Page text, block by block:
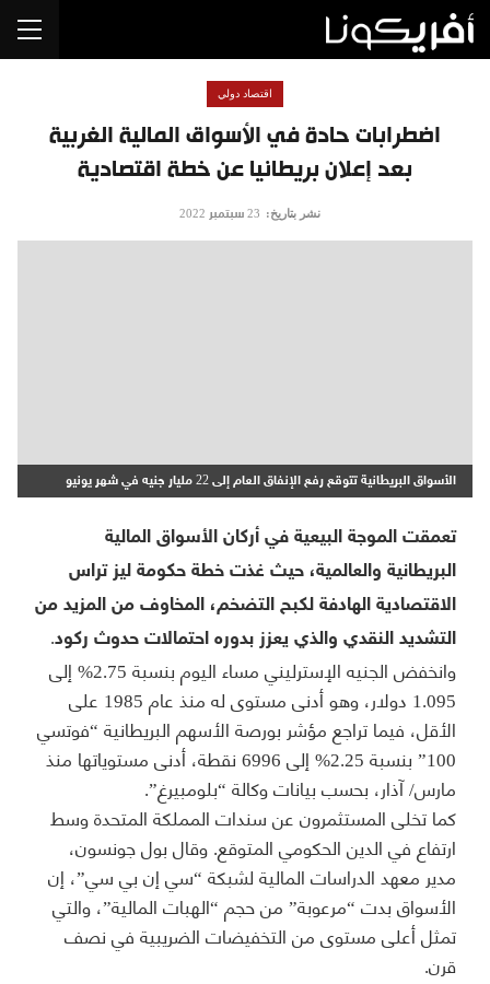
اضطرابات حادة في الأسواق المالية الغربية
بعد إعلان بريطانيا عن خطة اقتصادية
اقتصاد دولي
نشر بتاريخ: 23 سبتمبر 2022
الأسواق البريطانية تتوقع رفع الإنفاق العام إلى 22 مليار جنيه في شهر يونيو
تعمقت الموجة البيعية في أركان الأسواق المالية
البريطانية والعالمية، حيث غذت خطة حكومة ليز تراس
الاقتصادية الهادفة لكبح التضخم، المخاوف من المزيد من
التشديد النقدي والذي يعزز بدوره احتمالات حدوث ركود.
وانخفض الجنيه الإسترليني مساء اليوم بنسبة 2.75% إلى
1.095 دولار، وهو أدنى مستوى له منذ عام 1985 على
الأقل، فيما تراجع مؤشر بورصة الأسهم البريطانية “فوتسي
100” بنسبة 2.25% إلى 6996 نقطة، أدنى مستوياتها منذ
مارس/ آذار، بحسب بيانات وكالة “بلومبيرغ”.
كما تخلى المستثمرون عن سندات المملكة المتحدة وسط
ارتفاع في الدين الحكومي المتوقع. وقال بول جونسون،
مدير معهد الدراسات المالية لشبكة “سي إن بي سي”، إن
الأسواق بدت “مرعوبة” من حجم “الهبات المالية”، والتي
تمثل أعلى مستوى من التخفيضات الضريبية في نصف
قرن.